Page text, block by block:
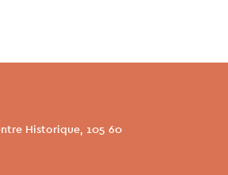
Historique, 105 60